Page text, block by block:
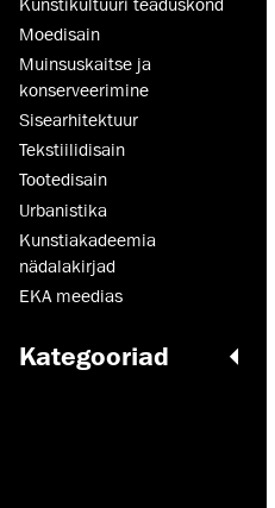
Moedisain
Muinsus­kaitse ja
konserveerimine
Sisearhitektuur
Tekstiilidisain
Tootedisain
Urbanistika
Kunstiakadeemia
nädalakirjad
EKA meedias
Kategooriad